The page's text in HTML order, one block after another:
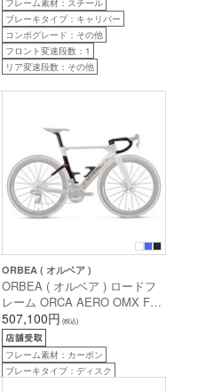
安145-185cm前後 )
フレーム素材：スチール
ブレーキタイプ：キャリパー
コンポグレード：その他
フロント変速段数：1
リア変速段数：その他
ORBEA ( オルベア )
ORBEA ( オルベア ) ロードフ
レーム ORCA AERO OMX F/S
( オルカ エアロ OMX ) ホワイ
トレインボー / サンセット ( グ
ロス ) 47 ( 身長目安160cm前後
)
507,100円 (税込)
フレーム素材：カーボン
ブレーキタイプ：ディスク